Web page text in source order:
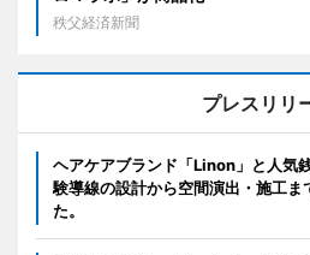
秩父経済新聞
プレスリリ
ヘアケアブランド「Linon」と人気
験導線の設計から空間演出・施工ま
た。